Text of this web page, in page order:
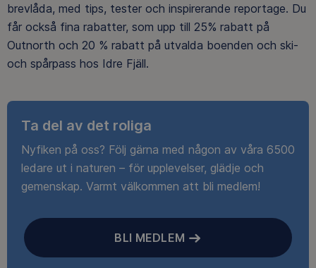
brevlåda, med tips, tester och inspirerande reportage. Du
får också fina rabatter, som upp till 25% rabatt på
Outnorth och 20 % rabatt på utvalda boenden och ski-
och spårpass hos Idre Fjäll.
Ta del av det roliga
Nyfiken på oss? Följ gärna med någon av våra 6500
ledare ut i naturen – för upplevelser, glädje och
gemenskap. Varmt välkommen att bli medlem!
BLI MEDLEM